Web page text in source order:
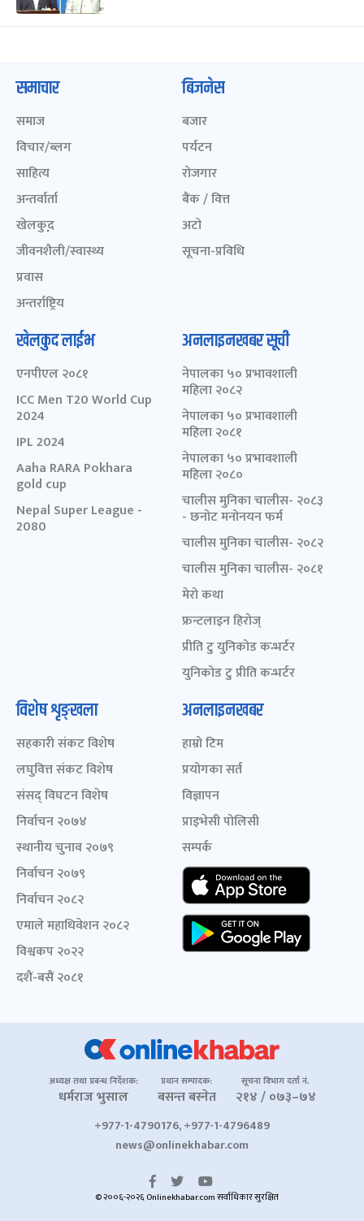
समाचार
समाज
विचार/ब्लग
साहित्य
अन्तर्वार्ता
खेलकुद़़
जीवनशैली/स्वास्थ्य
प्रवास
अन्तर्राष्ट्रिय
बिजनेस
बजार
पर्यटन
रोजगार
बैंक / वित्त
अटो
सूचना-प्रविधि
खेलकुद लाईभ
एनपीएल २०८१
ICC Men T20 World Cup
2024
IPL 2024
Aaha RARA Pokhara
gold cup
Nepal Super League -
2080
अनलाइनखबर सूची
नेपालका ५० प्रभावशाली
महिला २०८२
नेपालका ५० प्रभावशाली
महिला २०८१
नेपालका ५० प्रभावशाली
महिला २०८०
चालीस मुनिका चालीस- २०८३
- छनोट मनोनयन फर्म
चालीस मुनिका चालीस- २०८२
चालीस मुनिका चालीस- २०८१
मेरो कथा
फ्रन्टलाइन हिरोज्
प्रीति टु युनिकोड कन्भर्टर
युनिकोड टु प्रीति कन्भर्टर
विशेष शृङ्खला
सहकारी संकट विशेष
लघुवित्त संकट विशेष
संसद् विघटन विशेष
निर्वाचन २०७४
स्थानीय चुनाव २०७९
निर्वाचन २०७९
निर्वाचन २०८२
एमाले महाधिवेशन २०८२
विश्वकप २०२२
दशैं-बसैं २०८१
अनलाइनखबर
हाम्रो टिम
प्रयोगका सर्त
विज्ञापन
प्राइभेसी पोलिसी
सम्पर्क
अध्यक्ष तथा प्रबन्ध निर्देशक:
धर्मराज भुसाल
प्रधान सम्पादक:
बसन्त बस्नेत
सूचना विभाग दर्ता नं.
२१४ / ०७३–७४
+977-1-4790176, +977-1-4796489
news@onlinekhabar.com
© २००६-२०२६ Onlinekhabar.com सर्वाधिकार सुरक्षित